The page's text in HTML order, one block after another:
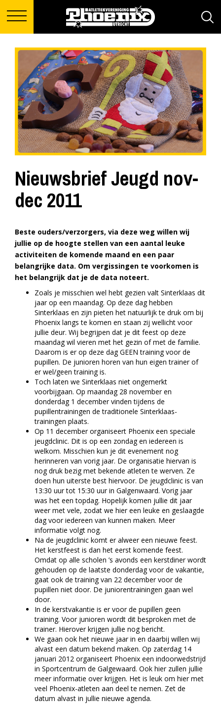
Nieuwsbrief Jeugd nov-
dec 2011
Beste ouders/verzorgers, via deze weg willen wij
jullie op de hoogte stellen van een aantal leuke
activiteiten de komende maand en een paar
belangrijke data. Om vergissingen te voorkomen is
het belangrijk dat je de data noteert.
Zoals je misschien wel hebt gezien valt Sinterklaas dit
jaar op een maandag. Op deze dag hebben
Sinterklaas en zijn pieten het natuurlijk te druk om bij
Phoenix langs te komen en staan zij wellicht voor
jullie deur. Wij begrijpen dat je dit feest op deze
maandag wil vieren met het gezin of met de familie.
Daarom is er op deze dag GEEN training voor de
pupillen. De junioren horen van hun eigen trainer of
er wel/geen training is.
Toch laten we Sinterklaas niet ongemerkt
voorbijgaan. Op maandag 28 november en
donderdag 1 december vinden tijdens de
pupillentrainingen de traditionele Sinterklaas-
trainingen plaats.
Op 11 december organiseert Phoenix een speciale
jeugdclinic. Dit is op een zondag en iedereen is
welkom. Misschien kun je dit evenement nog
herinneren van vorig jaar. De organisatie hiervan is
nog druk bezig met bekende atleten te werven. Ze
doen hun uiterste best hiervoor. De jeugdclinic is van
13:30 uur tot 15:30 uur in Galgenwaard. Vorig jaar
was het een topdag. Hopelijk komen jullie dit jaar
weer met vele, zodat we hier een leuke en geslaagde
dag voor iedereen van kunnen maken. Meer
informatie volgt nog.
Na de jeugdclinic komt er alweer een nieuwe feest.
Het kerstfeest is dan het eerst komende feest.
Omdat op alle scholen ’s avonds een kerstdiner wordt
gehouden op de laatste donderdag voor de vakantie,
gaat ook de training van 22 december voor de
pupillen niet door. De juniorentrainingen gaan wel
door.
In de kerstvakantie is er voor de pupillen geen
training. Voor junioren wordt dit besproken met de
trainer. Hierover krijgen jullie nog bericht.
We gaan ook het nieuwe jaar in en daarbij willen wij
alvast een datum bekend maken. Op zaterdag 14
januari 2012 organiseert Phoenix een indoorwedstrijd
in Sportcentrum de Galgewaard. Ook hier zullen jullie
meer informatie over krijgen. Het is leuk om hier met
veel Phoenix-atleten aan deel te nemen. Zet de
datum alvast in jullie nieuwe agenda.